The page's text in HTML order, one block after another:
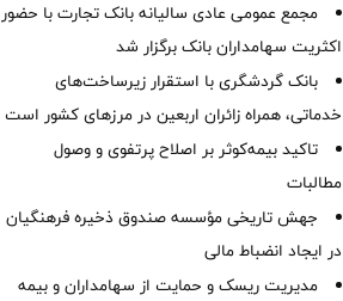
مجمع عمومی عادی سالیانه بانک تجارت با حضور
اکثریت سهامداران بانک برگزار شد
بانک گردشگری با استقرار زیرساخت‌های
خدماتی، همراه زائران اربعین در مرزهای کشور است
تاکید بیمه‌کوثر بر اصلاح پرتفوی و وصول
مطالبات ‌
جهش تاریخی مؤسسه صندوق ذخیره فرهنگیان
در ایجاد انضباط مالی
مدیریت ریسک و حمایت از سهامداران و بیمه